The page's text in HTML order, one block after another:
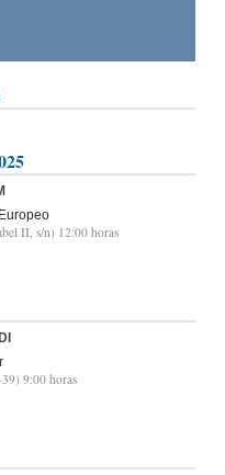
II, s/n) 12:00 horas
9:00 horas